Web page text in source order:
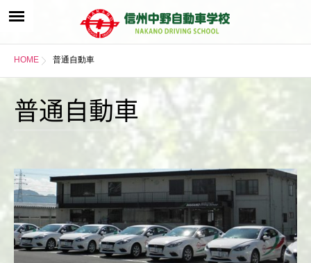
HOME 普通自動車
普通自動車